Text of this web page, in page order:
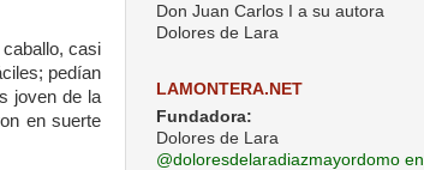
casi
pedían
joven de la
en suerte
Don Juan Carlos I a su autora
Dolores de Lara
LAMONTERA.NET
Fundadora:
Dolores de Lara
@doloresdelaradiazmayordomo en